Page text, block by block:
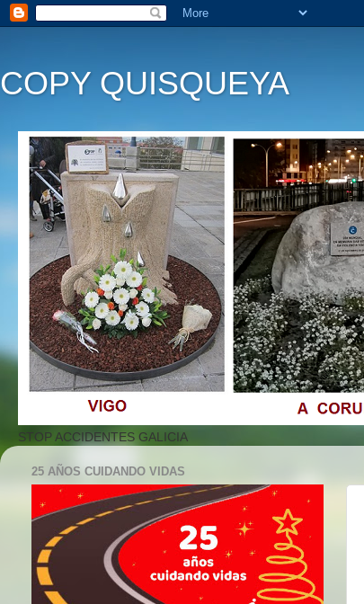
COPY QUISQUEYA
STOP ACCIDENTES GALICIA
25 AÑOS CUIDANDO VIDAS